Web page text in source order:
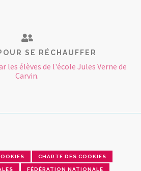
SE RÉCHAUFFER
les élèves de l'école Jules Verne de
Carvin.
CHARTE DES COOKIES
FÉDÉRATION NATIONALE